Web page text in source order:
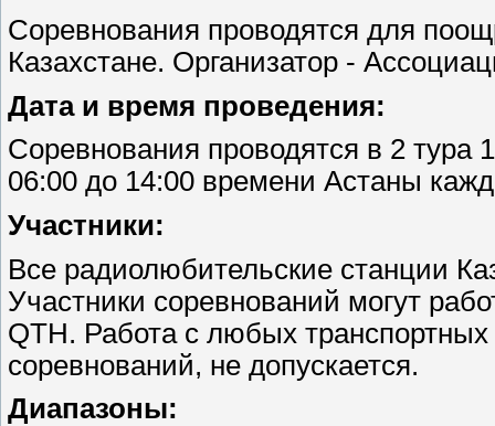
Соревнования проводятся для
Казахстане. Организатор -
Дата и время проведения:
Соревнования проводятся в 2 тура
06:00 до 14:00 времени Астаны
Участники:
Все радиолюбительские станции
Участники соревнований могут
QTH. Работа с любых
соревнований, не допускается.
Диапазоны: